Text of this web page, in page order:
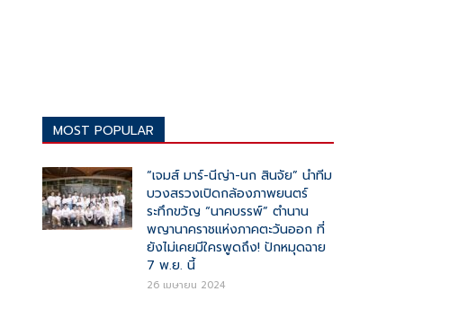
MOST POPULAR
“เจมส์ มาร์-นีญ่า-นก สินจัย” นำทีม
บวงสรวงเปิดกล้องภาพยนตร์
ระทึกขวัญ “นาคบรรพ์” ตำนาน
พญานาคราชแห่งภาคตะวันออก ที่
ยังไม่เคยมีใครพูดถึง! ปักหมุดฉาย
7 พ.ย. นี้
26 เมษายน 2024